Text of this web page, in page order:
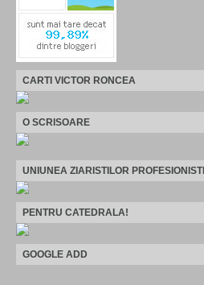
CARTI VICTOR RONCEA
O SCRISOARE
UNIUNEA ZIARISTILOR PROFESIONISTI
PENTRU CATEDRALA!
GOOGLE ADD